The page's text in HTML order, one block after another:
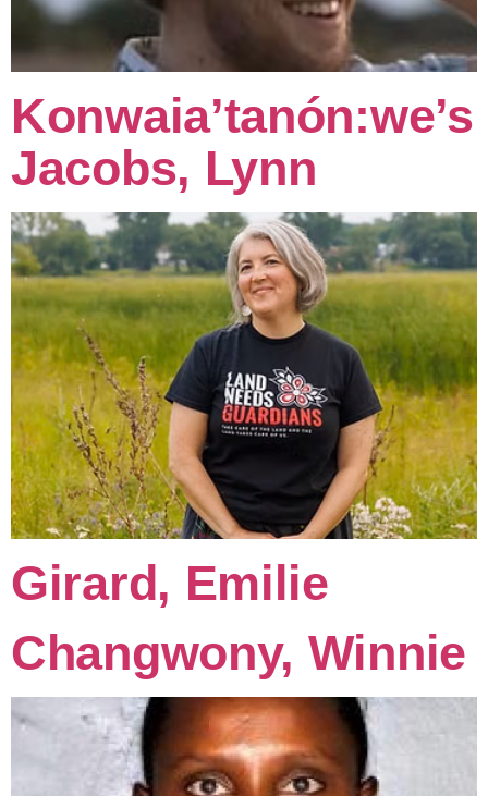
Konwaia’tanón:we’s
Jacobs, Lynn
Girard, Emilie
Changwony, Winnie